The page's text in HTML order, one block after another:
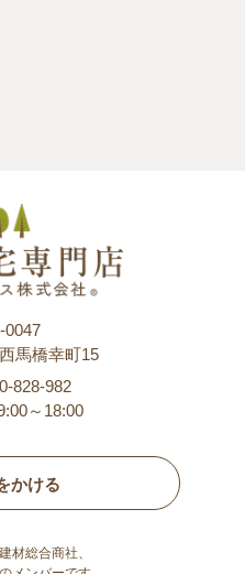
0047
馬橋幸町15
828-982
～18:00
かける
材総合商社、